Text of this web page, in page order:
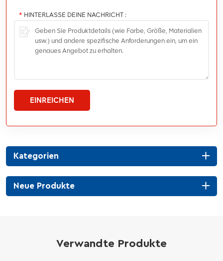
* HINTERLASSE DEINE NACHRICHT :
EINREICHEN
Kategorien
Neue Produkte
Verwandte Produkte